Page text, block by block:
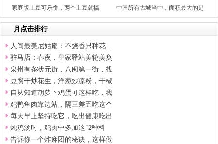
家庭版土豆可乐饼，两个土豆就搞 中国所有古城当中，面积最大的是
月点击排行
人间最美尼姑庵：不烧香只种花，
驻马店：春夜，皇家驿站美轮美奂
泉州有条状元街，八闽第一街，找
豆腐干炒花生，洋葱炒凉粉，干椒
自从知道胡萝卜鸡蛋可这样吃，我
鸡鸭鱼肉靠边站，隔三差五吃这个
每天早上坚持吃它，吃出健康吃出
炖鸡汤时，鸡肉中多加这“2种料
告诉你一个炸麻团的秘诀，这样做